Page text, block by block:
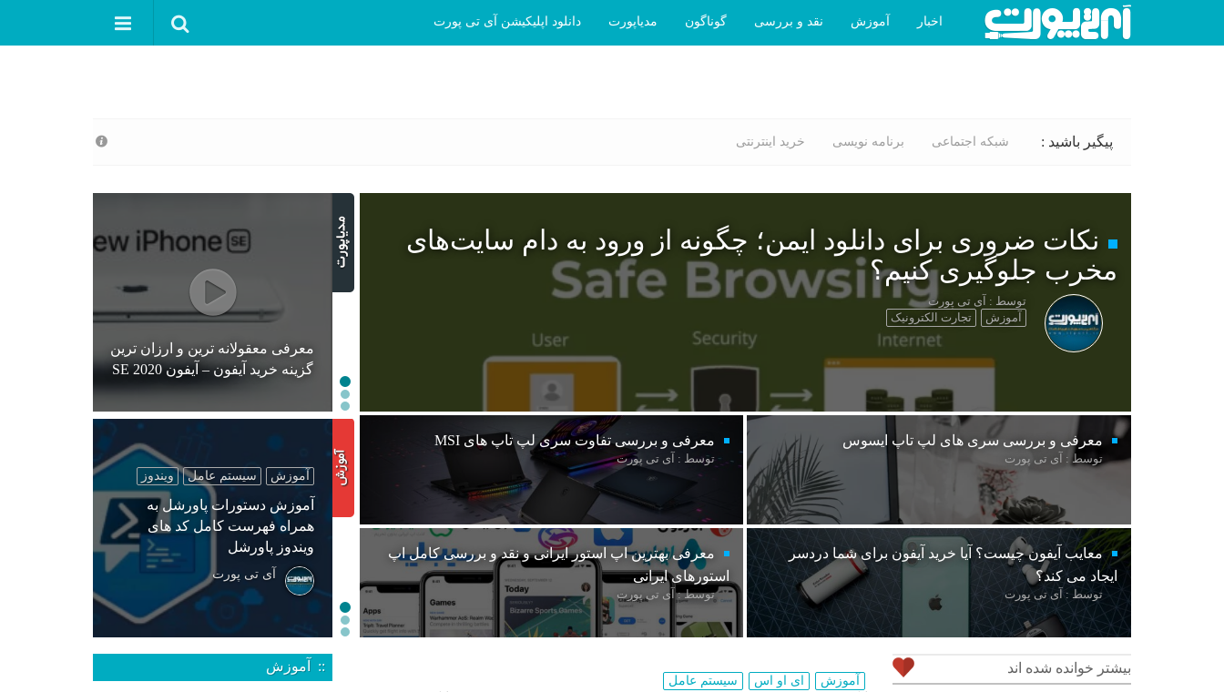
اخبار آموزش نقد و بررسی گوناگون مدیاپورت دانلود اپلیکیشن آی تی پورت
پیگیر باشید : شبکه اجتماعی برنامه نویسی خرید اینترنتی
نکات ضروری برای دانلود ایمن؛ چگونه از ورود به دام سایت‌های
مخرب جلوگیری کنیم؟
توسط : آی تی پورت
آموزش
تجارت الکترونیک
معرفی و بررسی سری های لپ تاپ ایسوس
توسط : آی تی پورت
معرفی و بررسی تفاوت سری لپ تاپ های MSI
توسط : آی تی پورت
معایب آیفون چیست؟ آیا خرید آیفون برای شما دردسر
ایجاد می کند؟
توسط : آی تی پورت
معرفی بهترین اپ استور ایرانی و نقد و بررسی کامل اپ
استورهای ایرانی
توسط : آی تی پورت
معرفی معقولانه ترین و ارزان ترین
گزینه خرید آیفون – آیفون SE 2020
آموزش سیستم عامل ویندوز
آموزش دستورات پاورشل به
همراه فهرست کامل کد های
ویندوز پاورشل
آی تی پورت
آموزش ای او اس سیستم عامل
بیشتر خوانده شده اند :: آموزش